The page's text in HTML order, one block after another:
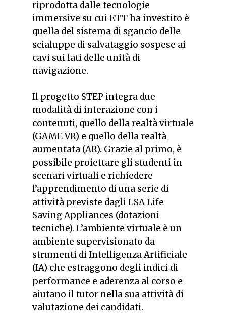
riprodotta dalle tecnologie
immersive su cui ETT ha investito è
quella del sistema di sgancio delle
scialuppe di salvataggio sospese ai
cavi sui lati delle unità di
navigazione.
Il progetto STEP integra due
modalità di interazione con i
contenuti, quello dellarealtà virtuale
(GAME VR) e quello dellarealtà
aumentata (AR). Grazie al primo, è
possibile proiettare gli studenti in
scenari virtuali e richiedere
l’apprendimento di una serie di
attività previste dagli LSA Life
Saving Appliances (dotazioni
tecniche). L’ambiente virtuale è un
ambiente supervisionato da
strumenti di Intelligenza Artificiale
(IA) che estraggono degli indici di
performance e aderenza al corso e
aiutano il tutor nella sua attività di
valutazione dei candidati.